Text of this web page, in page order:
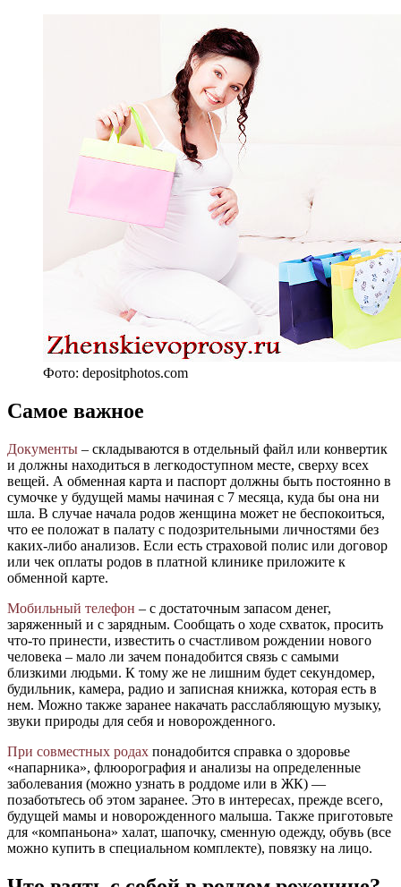
Фото: depositphotos.com
Самое важное
Документы – складываются в отдельный файл или конвертик
и должны находиться в легкодоступном месте, сверху всех
вещей. А обменная карта и паспорт должны быть постоянно в
сумочке у будущей мамы начиная с 7 месяца, куда бы она ни
шла. В случае начала родов женщина может не беспокоиться,
что ее положат в палату с подозрительными личностями без
каких-либо анализов. Если есть страховой полис или договор
или чек оплаты родов в платной клинике приложите к
обменной карте.
Мобильный телефон – с достаточным запасом денег,
заряженный и с зарядным. Сообщать о ходе схваток, просить
что-то принести, известить о счастливом рождении нового
человека – мало ли зачем понадобится связь с самыми
близкими людьми. К тому же не лишним будет секундомер,
будильник, камера, радио и записная книжка, которая есть в
нем. Можно также заранее накачать расслабляющую музыку,
звуки природы для себя и новорожденного.
При совместных родах понадобится справка о здоровье
«напарника», флюорография и анализы на определенные
заболевания (можно узнать в роддоме или в ЖК) —
позаботьтесь об этом заранее. Это в интересах, прежде всего,
будущей мамы и новорожденного малыша. Также приготовьте
для «компаньона» халат, шапочку, сменную одежду, обувь (все
можно купить в специальном комплекте), повязку на лицо.